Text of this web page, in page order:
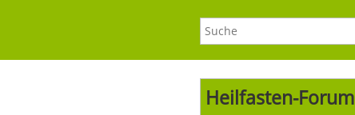
Heilfasten-Forum